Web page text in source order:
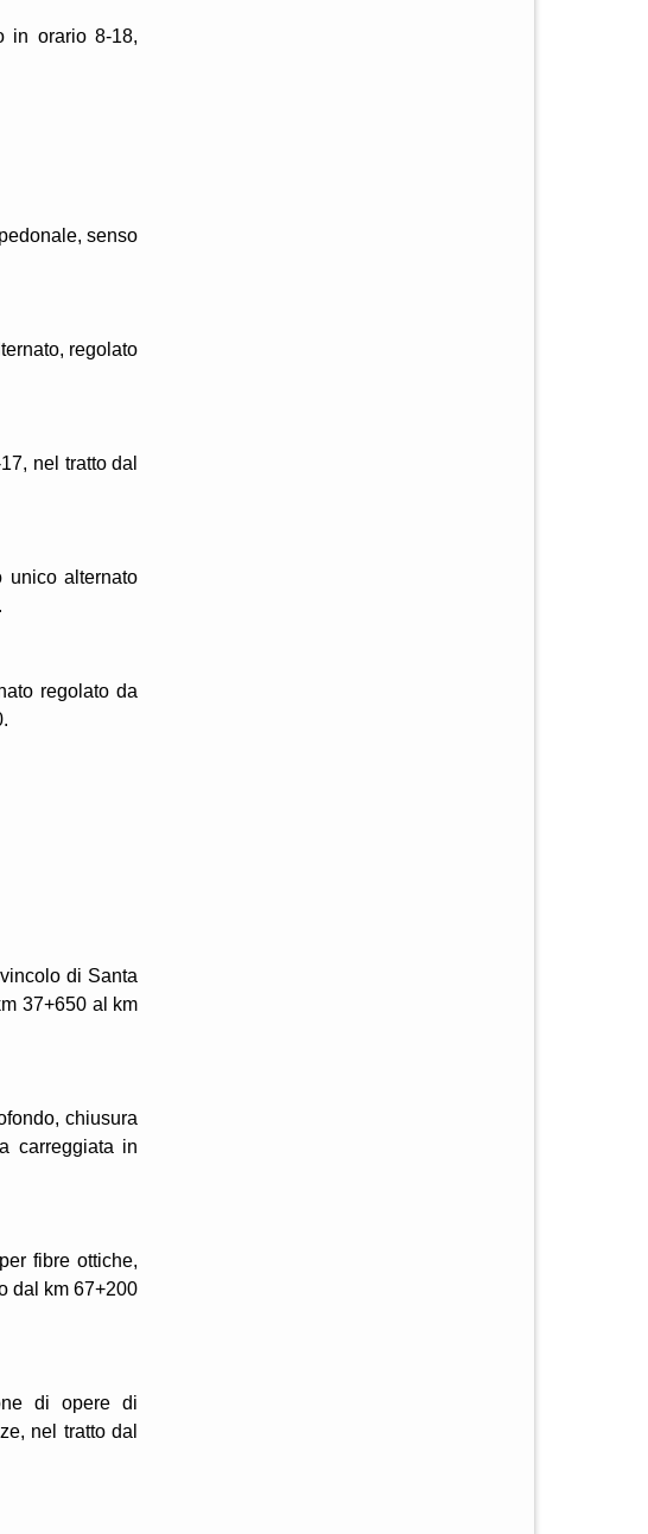
in orario 8-18,
senso
regolato
nel tratto dal
unico alternato
regolato da
di Santa
37+650 al km
chiusura
carreggiata in
fibre ottiche,
dal km 67+200
di opere di
nel tratto dal